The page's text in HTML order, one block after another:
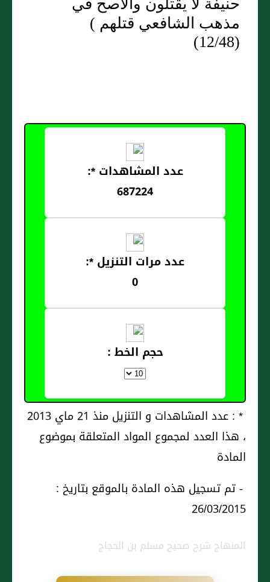
حنيفة لا يقتلون والأصح في
مذهب الشافعي قتلهم )
(12/48)
عدد المشاهدات *:
687224
عدد مرات التنزيل *:
0
حجم الخط :
* : عدد المشاهدات و التنزيل منذ 21 ماي 2013
، هذا العدد لمجموع المواد المتعلقة بموضوع
المادة
- تم تسجيل هذه المادة بالموقع بتاريخ :
26/03/2015
المنهاج شرح صحيح مسلم بن الحجاج